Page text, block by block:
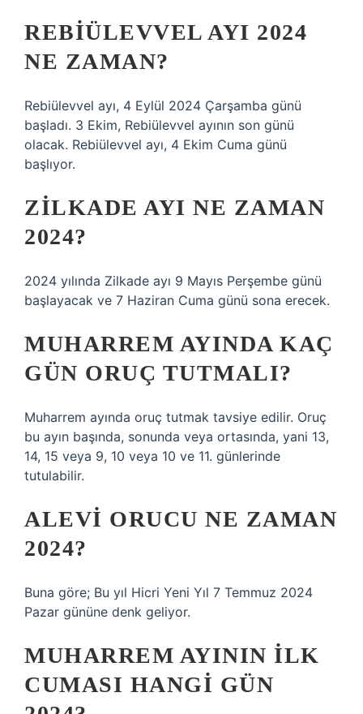
REBIÜLEVVEL AYI 2024
NE ZAMAN?
Rebiülevvel ayı, 4 Eylül 2024 Çarşamba günü
başladı. 3 Ekim, Rebiülevvel ayının son günü
olacak. Rebiülevvel ayı, 4 Ekim Cuma günü
başlıyor.
ZILKADE AYI NE ZAMAN
2024?
2024 yılında Zilkade ayı 9 Mayıs Perşembe günü
başlayacak ve 7 Haziran Cuma günü sona erecek.
MUHARREM AYINDA KAÇ
GÜN ORUÇ TUTMALI?
Muharrem ayında oruç tutmak tavsiye edilir. Oruç
bu ayın başında, sonunda veya ortasında, yani 13,
14, 15 veya 9, 10 veya 10 ve 11. günlerinde
tutulabilir.
ALEVI ORUCU NE ZAMAN
2024?
Buna göre; Bu yıl Hicri Yeni Yıl 7 Temmuz 2024
Pazar gününe denk geliyor.
MUHARREM AYININ ILK
CUMASI HANGI GÜN